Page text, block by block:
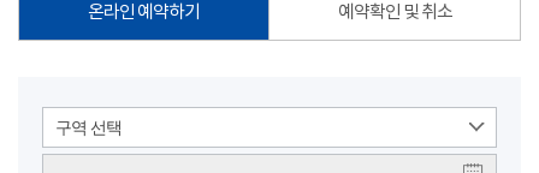
온라인 예약하기 예약확인 및 취소
구역 선택